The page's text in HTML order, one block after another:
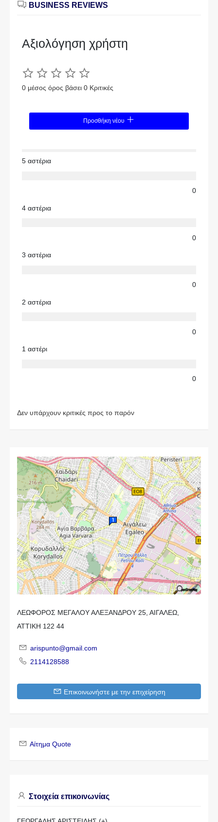
BUSINESS REVIEWS
Αξιολόγηση χρήστη
0 μέσος όρος βάσει 0 Κριτικές
Προσθήκη νέου
5 αστέρια
0
4 αστέρια
0
3 αστέρια
0
2 αστέρια
0
1 αστέρι
0
Δεν υπάρχουν κριτικές προς το παρόν
ΛΕΩΦΟΡΟΣ ΜΕΓΑΛΟΥ ΑΛΕΞΑΝΔΡΟΥ 25, ΑΙΓΑΛΕΩ,
ΑΤΤΙΚΗ 122 44
arispunto@gmail.com
2114128588
Επικοινωνήστε με την επιχείρηση
Αίτημα Quote
Στοιχεία επικοινωνίας